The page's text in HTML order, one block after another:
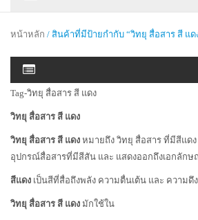
หน้าหลัก / สินค้าที่มีป้ายกำกับ “วิทยุ สื่อสาร สี แด
Tag-วิทยุ สื่อสาร สี แดง
วิทยุ สื่อสาร สี แดง
วิทยุ สื่อสาร สี แดง หมายถึง วิทยุ สื่อสาร ที่มีสีแด
อุปกรณ์สื่อสารที่มีสีสัน และ แสดงออกถึงเอกลัก
สีแดง เป็นสีที่สื่อถึงพลัง ความตื่นเต้น และ ความดึ
วิทยุ สื่อสาร สี แดง มักใช้ใน